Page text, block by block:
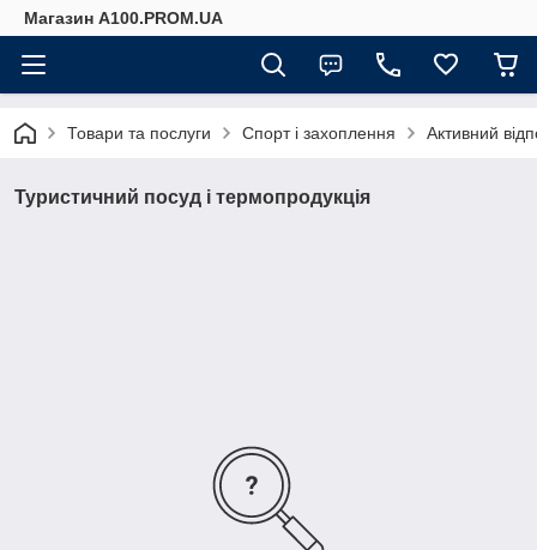
Магазин A100.PROM.UA
Товари та послуги Спорт і захоплення Активний
Туристичний посуд і термопродукція